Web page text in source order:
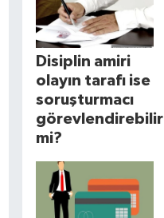
Disiplin amiri
olayın tarafı ise
soruşturmacı
görevlendirebilir
mi?